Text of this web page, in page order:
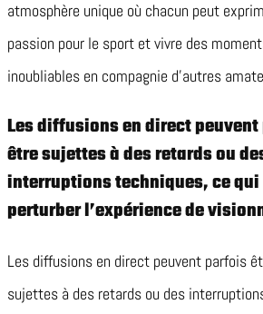
atmosphère unique où chacun peut
passion pour le sport et vivre des
inoubliables en compagnie d’autres
Les diffusions en direct
être sujettes à des retards ou
interruptions techniques, ce
perturber l’expérience de
Les diffusions en direct peuvent parfois
sujettes à des retards ou des